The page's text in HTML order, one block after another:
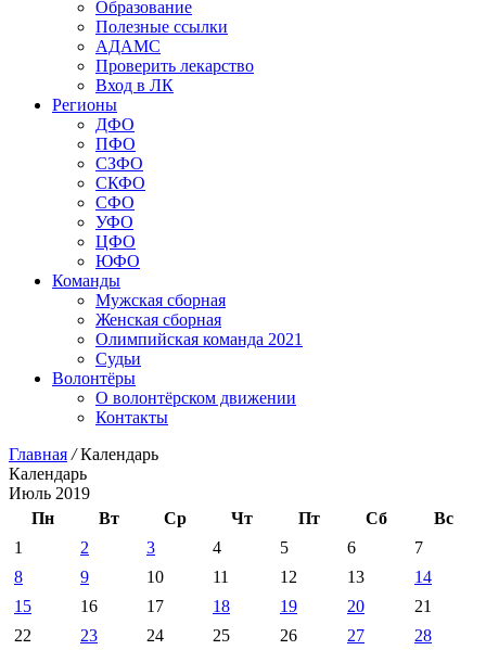
Образование
Полезные ссылки
АДАМС
Проверить лекарство
Вход в ЛК
Регионы
ДФО
ПФО
СЗФО
СКФО
СФО
УФО
ЦФО
ЮФО
Команды
Мужская сборная
Женская сборная
Олимпийская команда 2021
Судьи
Волонтёры
О волонтёрском движении
Контакты
Главная /Календарь
Календарь
Июль 2019
Пн
Вт Ср Чт Пт Сб
Вс
1
2 3 4 5 6
7
8
9 10 11 12 13
14
15
16 17 18 19 20
21
22
23 24 25 26 27 28